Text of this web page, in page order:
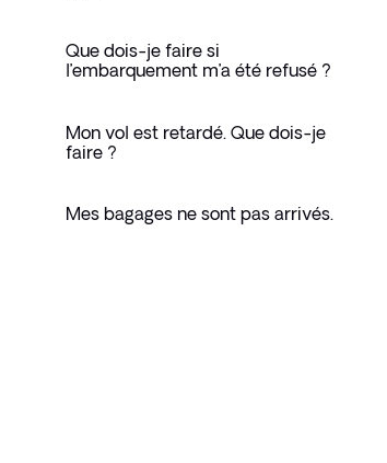
Que dois-je faire si
l’embarquement m’a été refusé ?
Mon vol est retardé. Que dois-je
faire ?
Mes bagages ne sont pas arrivés.